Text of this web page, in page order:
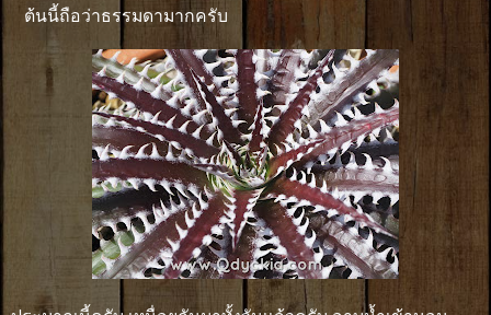
ต้นนี้ถือว่าธรรมดามากครับ